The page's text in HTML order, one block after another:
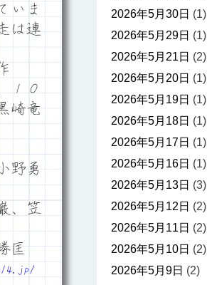
いま
は連
１０
崎竜
野勇
、笠
匡
2026年5月30日 (1)
2026年5月29日 (1)
2026年5月21日 (2)
2026年5月20日 (1)
2026年5月19日 (1)
2026年5月18日 (1)
2026年5月17日 (1)
2026年5月16日 (1)
2026年5月13日 (3)
2026年5月12日 (2)
2026年5月11日 (2)
2026年5月10日 (2)
2026年5月9日 (2)